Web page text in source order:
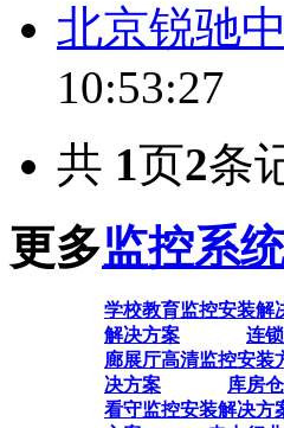
北京锐驰
10:53:27
共 1页2条
更多监控系
学校教育监控安装解
解决方案
连
廊展厅高清监控安装
决方案
库房
看守监控安装解决方